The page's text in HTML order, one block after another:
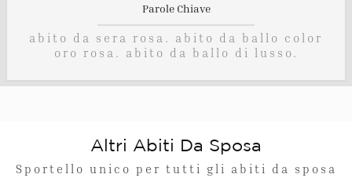
Parole Chiave
abito da sera rosa. abito da ballo color
oro rosa. abito da ballo di lusso.
Altri Abiti Da Sposa
Sportello unico per tutti gli abiti da sposa